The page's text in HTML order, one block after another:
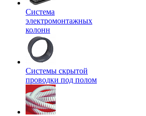
Система
электромонтажных
колонн
Системы скрытой
проводки под полом